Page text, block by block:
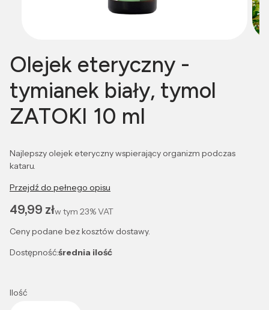
Olejek eteryczny -
tymianek biały, tymol
ZATOKI 10 ml
Najlepszy olejek eteryczny wspierający organizm podczas
kataru.
Przejdź do pełnego opisu
Cena
49,99 złw tym 23%VAT
Ceny podane bez kosztów dostawy.
Dostępność:średnia ilość
Ilość